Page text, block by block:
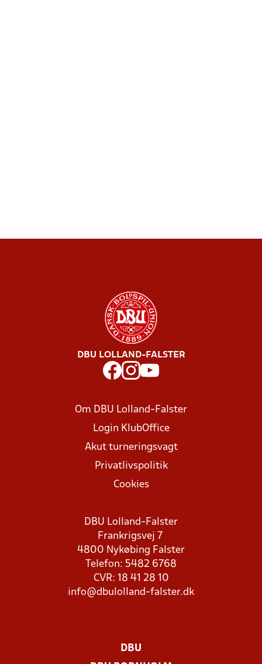
DBU LOLLAND-FALSTER
Om DBU Lolland-Falster
Login KlubOffice
Akut turneringsvagt
Privatlivspolitik
Cookies
DBU Lolland-Falster
Frankrigsvej 7
4800 Nykøbing Falster
Telefon: 5482 6768
CVR: 18 41 28 10
info@dbulolland-falster.dk
DBU